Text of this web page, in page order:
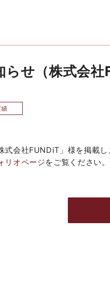
せ（株式会社
績
会社FUNDiT」様を掲載し
リオページをご覧ください。